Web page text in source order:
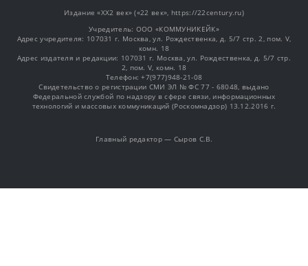
Издание «XX2 век» («22 век», https://22century.ru)
Учредитель: OOO «КОММУНИКЕЙК»
Адрес учредителя: 107031 г. Москва, ул. Рождественка, д. 5/7 стр. 2, пом. V,
комн. 18
Адрес издателя и редакции: 107031 г. Москва, ул. Рождественка, д. 5/7 стр.
2, пом. V, комн. 18
Телефон: +7(977)948-21-08
Свидетельство о регистрации СМИ ЭЛ № ФС 77 - 68048, выдано
Федеральной службой по надзору в сфере связи, информационных
технологий и массовых коммуникаций (Роскомнадзор) 13.12.2016 г.
Главный редактор — Сыров С.В.